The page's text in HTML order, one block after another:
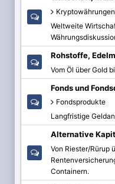
Kryptowährungen
Weltweite
Rohstoffe,
Vom Öl über Gold
Fonds und
Fondsprodukte
Langfristige
Alternative
Von Riester/Rürup
Containern.